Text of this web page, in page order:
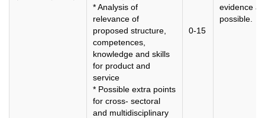
* Analysis of
relevance of
proposed structure,
competences,
knowledge and skills
for product and
service
* Possible extra points
for cross- sectoral
and multidisciplinary
0-15
evidence as
possible.